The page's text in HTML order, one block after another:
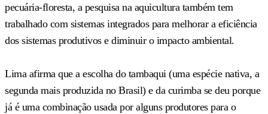
pecuária-floresta, a pesquisa na aquicultura também tem
trabalhado com sistemas integrados para melhorar a eficiência
dos sistemas produtivos e diminuir o impacto ambiental.
Lima afirma que a escolha do tambaqui (uma espécie nativa, a
segunda mais produzida no Brasil) e da curimba se deu porque
já é uma combinação usada por alguns produtores para o